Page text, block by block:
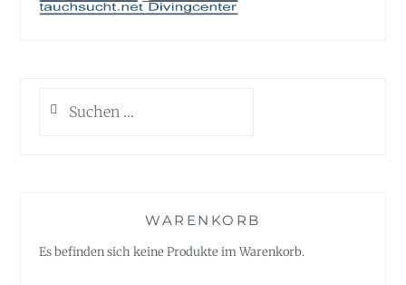
nach:
WARENKORB
Es befinden sich keine Produkte im Warenkorb.